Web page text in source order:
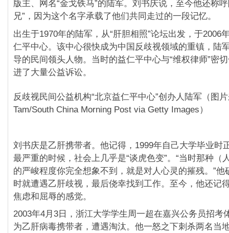
版主、网名“金戈铁马”的陆军。刘书庆说，至今他还称
兄”，因为这个名字承载了他们共同走过的一段记忆。
出生于1970年的陆军，从“肝胆相照”论坛出发，于2006
仁平中心。该中心很快成为中国反歧视领域的重镇，陆
导的民间领头人物。当时的益仁平中心与“维权律师”密
进了大量公益诉讼。
反歧视民间公益机构“北京益仁平中心”创办人陆军（图
Tam/South China Morning Post via Getty Images）
刘书庆是乙肝携带者。他记得，1999年自己大学毕业时
最严重的时候，社会上几乎是“谈虎色变”。“当时那种（
的严峻程度你完全想象不到，就是对人心灵的摧残。”他
时就遭遇乙肝歧视，最后侥幸找到工作。至今，他还记
焦虑和屈辱的感觉。
2003年4月3日，浙江大学学生周一超在嘉兴公务员招考
为乙肝病毒携带者，遭遇淘汰。他一怒之下刺杀两名当